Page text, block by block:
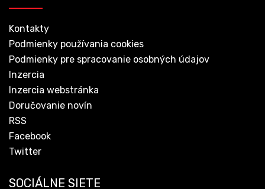
Kontakty
Podmienky používania cookies
Podmienky pre spracovanie osobných údajov
Inzercia
Inzercia webstránka
Doručovanie novín
RSS
Facebook
Twitter
SOCIÁLNE SIETE